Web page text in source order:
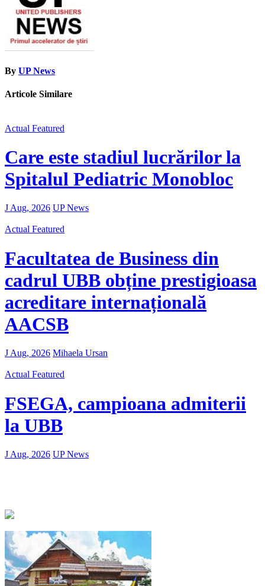
By UP News
Articole Similare
Actual Featured
Care este stadiul lucrărilor la
Spitalul Pediatric Monobloc
J Aug, 2026 UP News
Actual Featured
Facultatea de Business din
cadrul UBB obține prestigioasa
acreditare internațională
AACSB
J Aug, 2026 Mihaela Ursan
Actual Featured
FSEGA, campioana admiterii
la UBB
J Aug, 2026 UP News